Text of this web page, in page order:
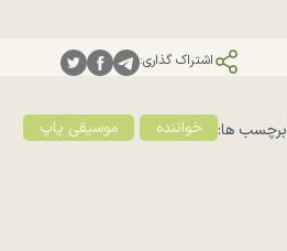
اشتراک گذاری:
برچسب ها: خواننده موسیقی پاپ